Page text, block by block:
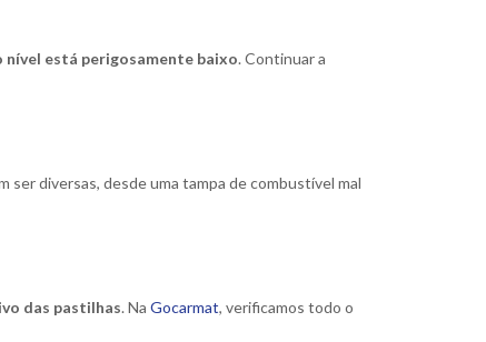
nível está perigosamente baixo. Continuar a
ser diversas, desde uma tampa de combustível mal
das pastilhas. Na Gocarmat, verificamos todo o